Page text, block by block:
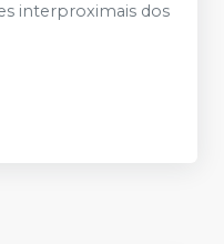
interproximais dos